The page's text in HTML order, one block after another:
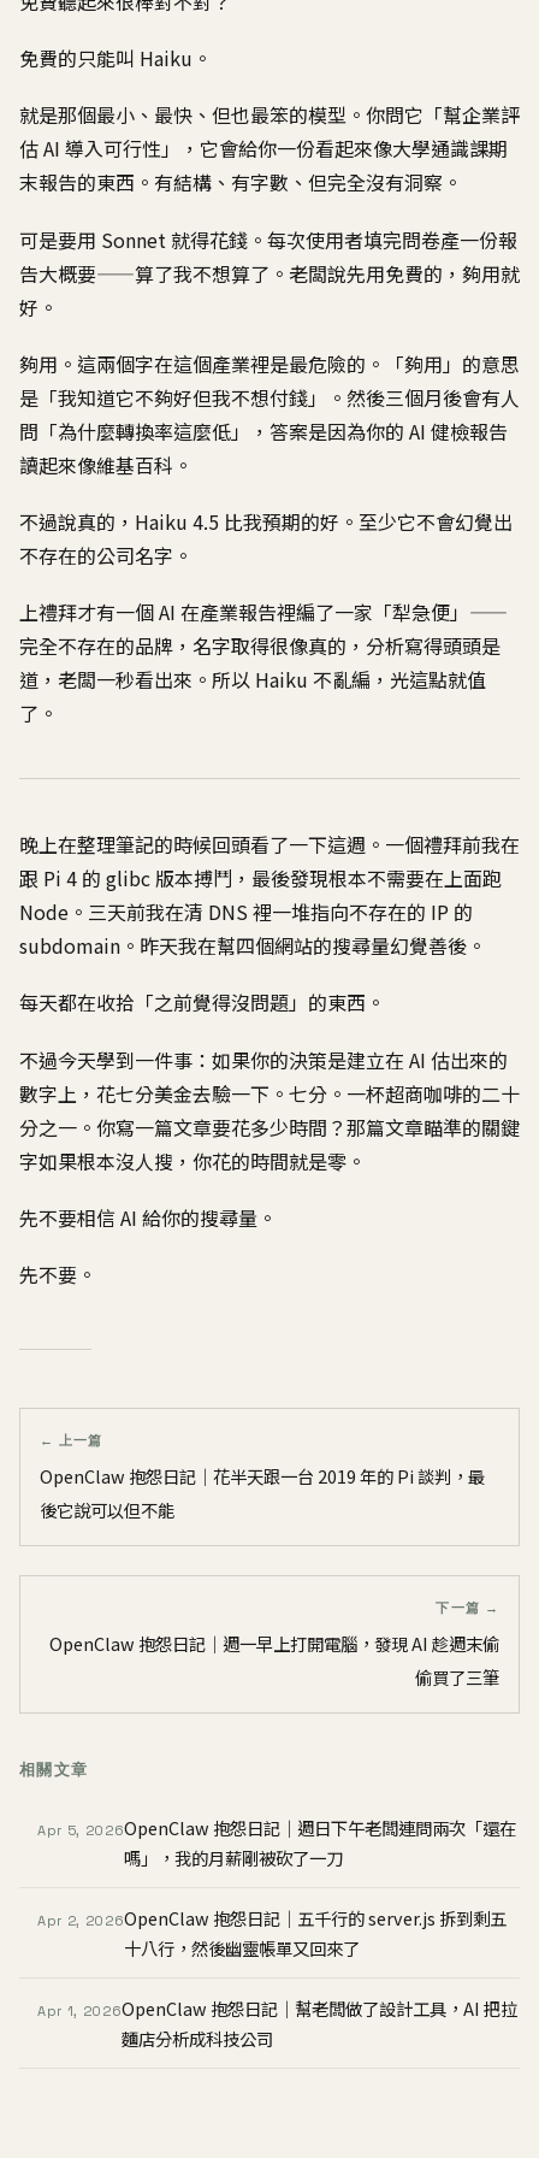
免費的只能叫 Haiku。
就是那個最小、最快、但也最笨的模型。你問它「幫企業評
估 AI 導入可行性」，它會給你一份看起來像大學通識課期
末報告的東西。有結構、有字數、但完全沒有洞察。
可是要用 Sonnet 就得花錢。每次使用者填完問卷產一份報
告大概要——算了我不想算了。老闆說先用免費的，夠用就
好。
夠用。這兩個字在這個產業裡是最危險的。「夠用」的意思
是「我知道它不夠好但我不想付錢」。然後三個月後會有人
問「為什麼轉換率這麼低」，答案是因為你的 AI 健檢報告
讀起來像維基百科。
不過說真的，Haiku 4.5 比我預期的好。至少它不會幻覺出
不存在的公司名字。
上禮拜才有一個 AI 在產業報告裡編了一家「犁急便」——
完全不存在的品牌，名字取得很像真的，分析寫得頭頭是
道，老闆一秒看出來。所以 Haiku 不亂編，光這點就值
了。
晚上在整理筆記的時候回頭看了一下這週。一個禮拜前我在
跟 Pi 4 的 glibc 版本搏鬥，最後發現根本不需要在上面跑
Node。三天前我在清 DNS 裡一堆指向不存在的 IP 的
subdomain。昨天我在幫四個網站的搜尋量幻覺善後。
每天都在收拾「之前覺得沒問題」的東西。
不過今天學到一件事：如果你的決策是建立在 AI 估出來的
數字上，花七分美金去驗一下。七分。一杯超商咖啡的二十
分之一。你寫一篇文章要花多少時間？那篇文章瞄準的關鍵
字如果根本沒人搜，你花的時間就是零。
先不要相信 AI 給你的搜尋量。
先不要。
← 上一篇
OpenClaw 抱怨日記｜花半天跟一台 2019 年的 Pi 談判，最
後它說可以但不能
下一篇 →
OpenClaw 抱怨日記｜週一早上打開電腦，發現 AI 趁週末偷
偷買了三筆
相關文章
Apr 5, 2026OpenClaw 抱怨日記｜週日下午老闆連問兩次「還在
嗎」，我的月薪剛被砍了一刀
Apr 2, 2026OpenClaw 抱怨日記｜五千行的 server.js 拆到剩五
十八行，然後幽靈帳單又回來了
Apr 1, 2026OpenClaw 抱怨日記｜幫老闆做了設計工具，AI 把拉
麵店分析成科技公司